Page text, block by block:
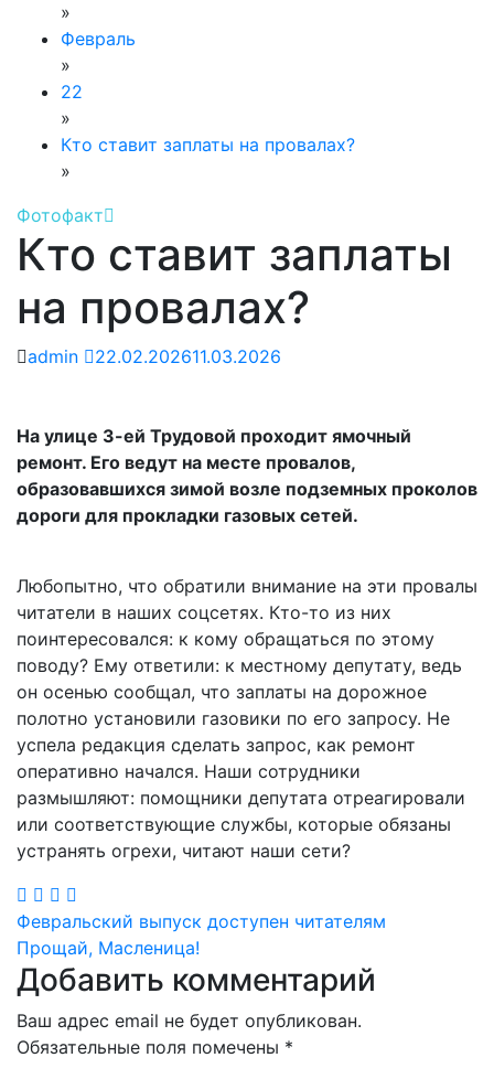
»
Февраль
»
22
»
Кто ставит заплаты на провалах?
»
Фотофакт
Кто ставит заплаты
на провалах?
admin 22.02.202611.03.2026
На улице 3-ей Трудовой проходит ямочный
ремонт. Его ведут на месте провалов,
образовавшихся зимой возле подземных проколов
дороги для прокладки газовых сетей.
Любопытно, что обратили внимание на эти провалы
читатели в наших соцсетях. Кто-то из них
поинтересовался: к кому обращаться по этому
поводу? Ему ответили: к местному депутату, ведь
он осенью сообщал, что заплаты на дорожное
полотно установили газовики по его запросу. Не
успела редакция сделать запрос, как ремонт
оперативно начался. Наши сотрудники
размышляют: помощники депутата отреагировали
или соответствующие службы, которые обязаны
устранять огрехи, читают наши сети?
Навигация
по
записям
Февральский выпуск доступен читателям
Прощай, Масленица!
Добавить комментарий
Ваш адрес email не будет опубликован.
Обязательные поля помечены *